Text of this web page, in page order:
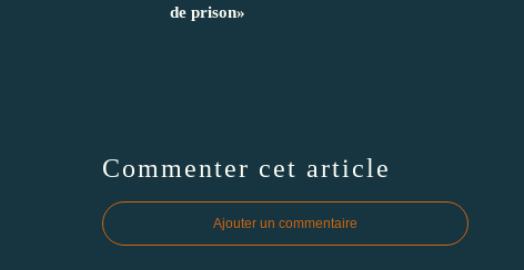
de prison»
Commenter cet article
Ajouter un commentaire